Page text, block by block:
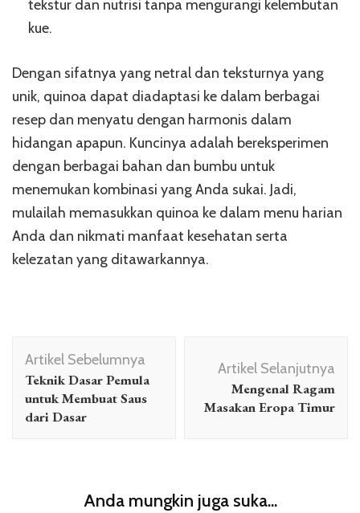
tekstur dan nutrisi tanpa mengurangi kelembutan
kue.
Dengan sifatnya yang netral dan teksturnya yang
unik, quinoa dapat diadaptasi ke dalam berbagai
resep dan menyatu dengan harmonis dalam
hidangan apapun. Kuncinya adalah bereksperimen
dengan berbagai bahan dan bumbu untuk
menemukan kombinasi yang Anda sukai. Jadi,
mulailah memasukkan quinoa ke dalam menu harian
Anda dan nikmati manfaat kesehatan serta
kelezatan yang ditawarkannya.
Navigasi
Artikel
Artikel Sebelumnya
Teknik Dasar Pemula
untuk Membuat Saus
dari Dasar
Artikel Selanjutnya
Mengenal Ragam
Masakan Eropa Timur
Anda mungkin juga suka...